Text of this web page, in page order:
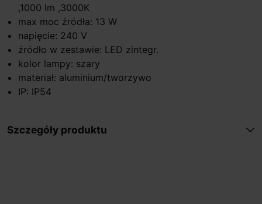
,1000 lm ,3000K
max moc źródła: 13 W
napięcie: 240 V
źródło w zestawie: LED zintegr.
kolor lampy: szary
materiał: aluminium/tworzywo
IP: IP54
Szczegóły produktu